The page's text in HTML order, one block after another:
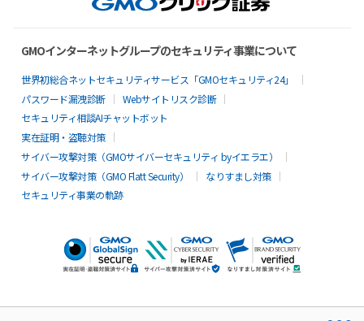
GMOインターネットグループのセキュリティ事業について
世界初総合ネットセキュリティサービス「GMOセキュリティ24」
パスワード漏洩診断
Webサイトリスク診断
セキュリティ相談AIチャットボット
実在証明・盗聴対策
サイバー攻撃対策（GMOサイバーセキュリティ byイエラエ）
サイバー攻撃対策（GMO Flatt Security）
なりすまし対策
セキュリティ事業の軌跡